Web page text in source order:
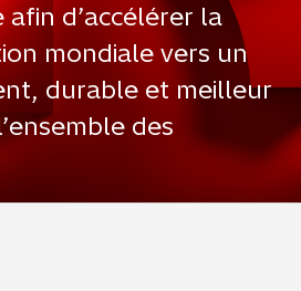
afin d’accélérer la
mondiale vers un
durable et meilleur
des